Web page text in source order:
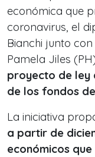
económica que
coronavirus, el
Bianchi junto
Pamela Jiles
proyecto de ley
de los fondos de
La iniciativa
a partir de
económicos